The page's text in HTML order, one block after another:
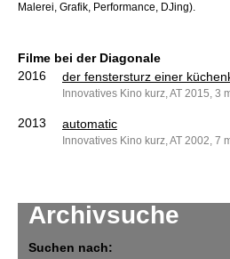
Archivsuche
Suchen nach:
Malerei, Grafik, Performance, DJing).
Filme bei der Diagonale
2016
der fenstersturz einer
Innovatives Kino kurz, AT 2015, 3
2013 automatic
Innovatives Kino kurz, AT 2002, 7